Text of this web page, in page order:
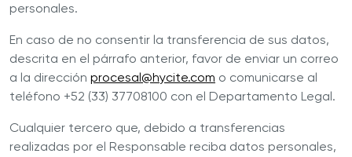
personales.
En caso de no consentir la transferencia de sus datos,
descrita en el párrafo anterior, favor de enviar un correo
a la dirección procesal@hycite.com o comunicarse al
teléfono +52 (33) 37708100 con el Departamento Legal.
Cualquier tercero que, debido a transferencias
realizadas por el Responsable reciba datos personales,